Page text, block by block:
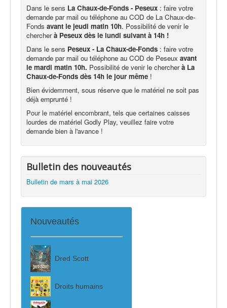
Dans le sens La Chaux-de-Fonds - Peseux : faire votre
demande par mail ou téléphone au COD de La Chaux-de-
Fonds avant le jeudi matin 10h. Possibilité de venir le
chercherà Peseux dès le lundi suivant à 14h !
Dans le sens Peseux - La Chaux-de-Fonds : faire votre
demande par mail ou téléphone au COD de Peseux avant
le mardi matin 10h. Possibilité de venir le chercherà La
Chaux-de-Fonds dès 14h le jour même !
Bien évidemment, sous réserve que le matériel ne soit pas
déjà emprunté !
Pour le matériel encombrant, tels que certaines caisses
lourdes de matériel Godly Play, veuillez faire votre
demande bien à l'avance !
Bulletin des nouveautés
Bulletin de mars à mai 2026